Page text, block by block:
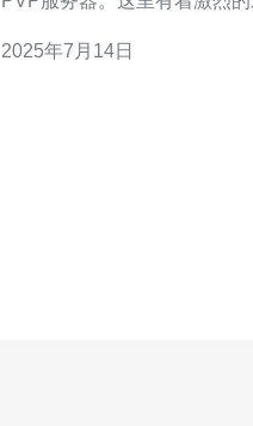
写，意为玩家之间的对抗。
2025年7月14日